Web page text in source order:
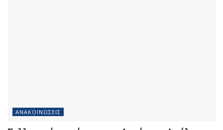
ΑΝΑΚΟΙΝΏΣΕΙΣ